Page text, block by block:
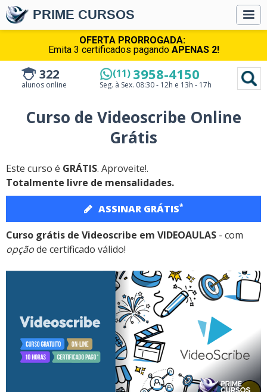
OFERTA PRORROGADA:
Emita 3 certificados pagando APENAS 2!
PRIME CURSOS
322
alunos online
(11) 3958-4150
Seg. à Sex. 08:30 - 12h e 13h - 17h
Curso de Videoscribe Online
Grátis
Este curso é GRÁTIS. Aproveite!.
Totalmente livre de mensalidades.
ASSINAR GRÁTIS*
Curso grátis de Videoscribe em VIDEOAULAS - com
opçãode certificado válido!